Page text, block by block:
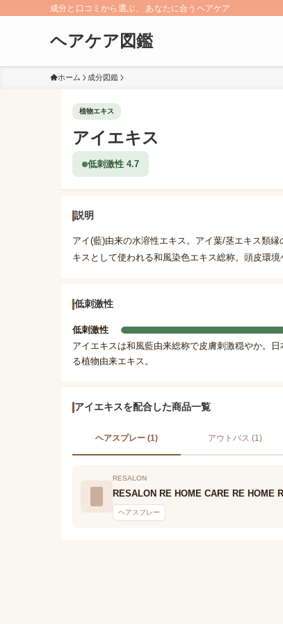
成分と口コミから選ぶ、 あなたに合うヘアケア
ヘアケア図鑑
ホーム 成分図鑑
植物エキス
アイエキス
低刺激性 4.7
説明
アイ(藍)由来の水溶性エキス。アイ葉/茎エキス類
キスとして使われる和風染色エキス総称。頭皮環
低刺激性
低刺激性
アイエキスは和風藍由来総称で皮膚刺激穏やか。
る植物由来エキス。
アイエキスを配合した商品一覧
ヘアスプレー (1) アウトバス (1)
RESALON
RESALON RE HOME CARE RE HOME
ヘアスプレー